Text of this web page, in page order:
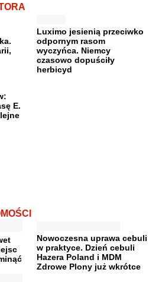
Luximo jesienią przeciwko
odpornym rasom
wyczyńca. Niemcy
czasowo dopuściły
herbicyd
E.
Nowoczesna uprawa cebuli
w praktyce. Dzień cebuli
Hazera Poland i MDM
Zdrowe Plony już wkrótce